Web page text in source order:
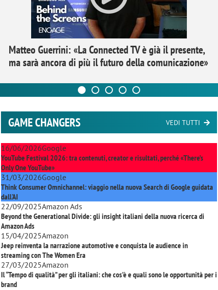
Matteo Guerrini: «La Connected TV è già il presente,
ma sarà ancora di più il futuro della comunicazione»
GAME CHANGERS VEDI TUTTI
16/06/2026Google
YouTube Festival 2026: tra contenuti, creator e risultati, perché «There’s
Only One YouTube»
31/03/2026Google
Think Consumer Omnichannel: viaggio nella nuova Search di Google guidata
dall'AI
22/09/2025Amazon Ads
Beyond the Generational Divide: gli insight italiani della nuova ricerca di
Amazon Ads
15/04/2025Amazon
Jeep reinventa la narrazione automotive e conquista le audience in
streaming conThe Women Era
27/03/2025Amazon
Il “Tempo di qualità” per gli italiani: che cos’è e quali sono le opportunità per i
brand